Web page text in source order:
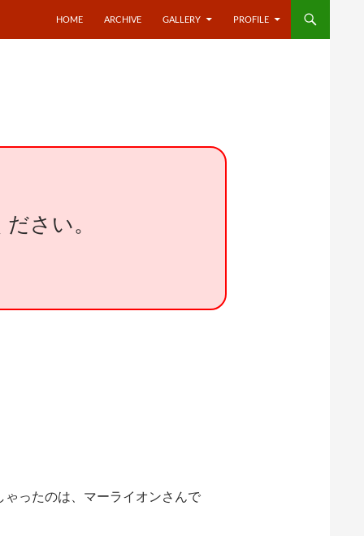
HOME ARCHIVE GALLERY PROFILE
さい。
ったのは、マーライオンさんで